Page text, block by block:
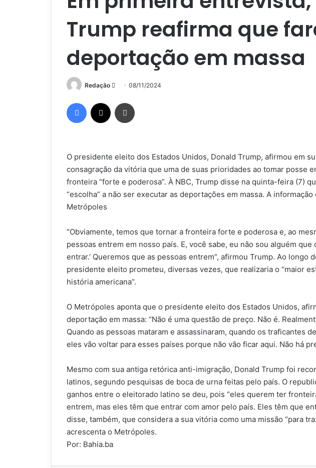
Trump reafirma que
deportação em massa
Redação
Mande
e-
mail
08/11/2024
Facebook
O presidente eleito dos Estados Unidos, Donald Trump, afirmou em
consagração da vitória que uma de suas prioridades ao tomar posse
fronteira “forte e poderosa”. À NBC, Trump disse na quinta-feira (7)
“escolha” a não ser executar as deportações em massa. A
Metrópoles
“Obviamente, temos que tornar a fronteira forte e poderosa e, ao
pessoas entrem em nosso país. E, você sabe, eu não sou alguém que
entrar.’ Queremos que as pessoas entrem”, afirmou Trump. Ao longo
presidente eleito prometeu, diversas vezes, que realizaria o “maior
história americana”.
O Metrópoles aponta que o presidente eleito dos Estados Unidos,
deportação em massa: “Não é uma questão de preço. Não é.
Quando as pessoas mataram e assassinaram, quando os traficantes
eles vão voltar para esses países porque não vão ficar aqui. Não há
Mesmo com sua antiga retórica anti-imigração, Donald Trump foi
latinos, segundo pesquisas de boca de urna feitas pelo país. O
ganhos entre o eleitorado latino se deu, pois “eles querem ter
entrem, mas eles têm que entrar com amor pelo país. Eles têm que
disse, também, que considera a sua vitória como uma missão “para
acrescenta o Metrópoles.
Por: Bahia.ba